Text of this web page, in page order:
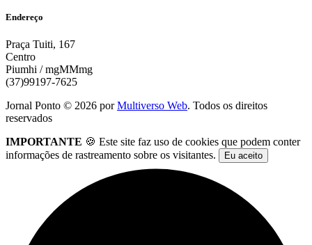
Endereço
Praça Tuiti, 167
Centro
Piumhi / mgMMmg
(37)99197-7625
Jornal Ponto © 2026 porMultiverso Web. Todos os direitos
reservados
IMPORTANTE 🍪 Este site faz uso de cookies que podem conter
informações de rastreamento sobre os visitantes.
Eu aceito